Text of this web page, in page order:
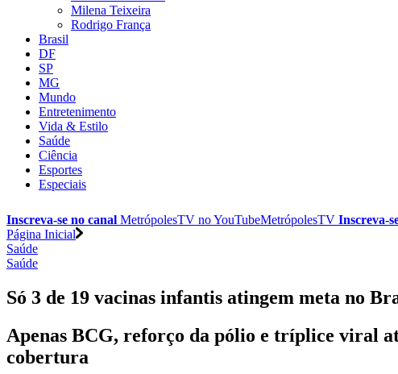
Milena Teixeira
Rodrigo França
Brasil
DF
SP
MG
Mundo
Entretenimento
Vida & Estilo
Saúde
Ciência
Esportes
Especiais
Inscreva-se no canal MetrópolesTV noYouTubeMetrópolesTV Inscreva-
Página Inicial
Saúde
Saúde
Só 3 de 19 vacinas infantis atingem meta no
Apenas BCG, reforço da pólio e tríplice viral
cobertura